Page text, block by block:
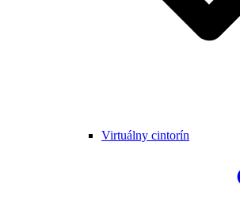
Virtuálny cintorín